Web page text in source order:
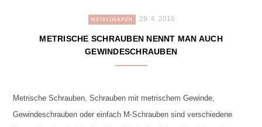
METALLWAREN 29. 4. 2016
METRISCHE SCHRAUBEN NENNT MAN AUCH
GEWINDESCHRAUBEN
Metrische Schrauben, Schrauben mit metrischem Gewinde,
Gewindeschrauben oder einfach M-Schrauben sind verschiedene